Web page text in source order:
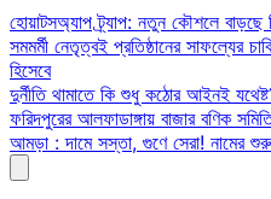
Skip
to
content
হোয়াটসঅ্যাপ ট্র্যাপ: নতুন কৌশলে বাড়ছে
সমমর্মী নেতৃত্বই প্রতিষ্ঠানের সাফল্যের
হিসেবে
দুর্নীতি থামাতে কি শুধু কঠোর আইনই
ফরিদপুরের আলফাডাঙ্গায় বাজার বণিক
আমড়া : দামে সস্তা, গুণে সেরা! নামের